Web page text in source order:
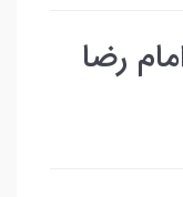
رضا